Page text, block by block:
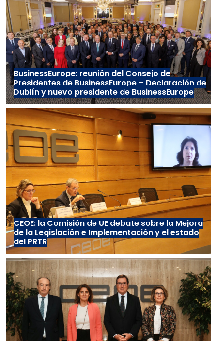
BusinessEurope: reunión del Consejo de
Presidentes de BusinessEurope – Declaración de
Dublín y nuevo presidente de BusinessEurope
CEOE: la Comisión de UE debate sobre la Mejora
de la Legislación e Implementación y el estado
del PRTR